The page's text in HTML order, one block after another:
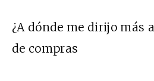
¿A dónde me dirijo más
de compras